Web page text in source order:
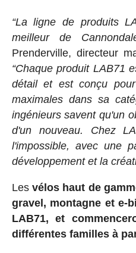
“La ligne de produits
meilleur de
Prenderville, directeur
“Chaque produit LAB71
détail et est conçu
maximales dans sa
ingénieurs savent qu'un
d'un nouveau. Chez
l'impossible, avec une
développement et la
Lesvélos haut de
gravel, montagne et e-
LAB71, et
différentes familles à